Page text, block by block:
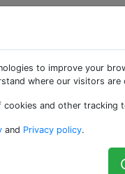
to improve your
where our visitors are
and other
and Privacy policy.